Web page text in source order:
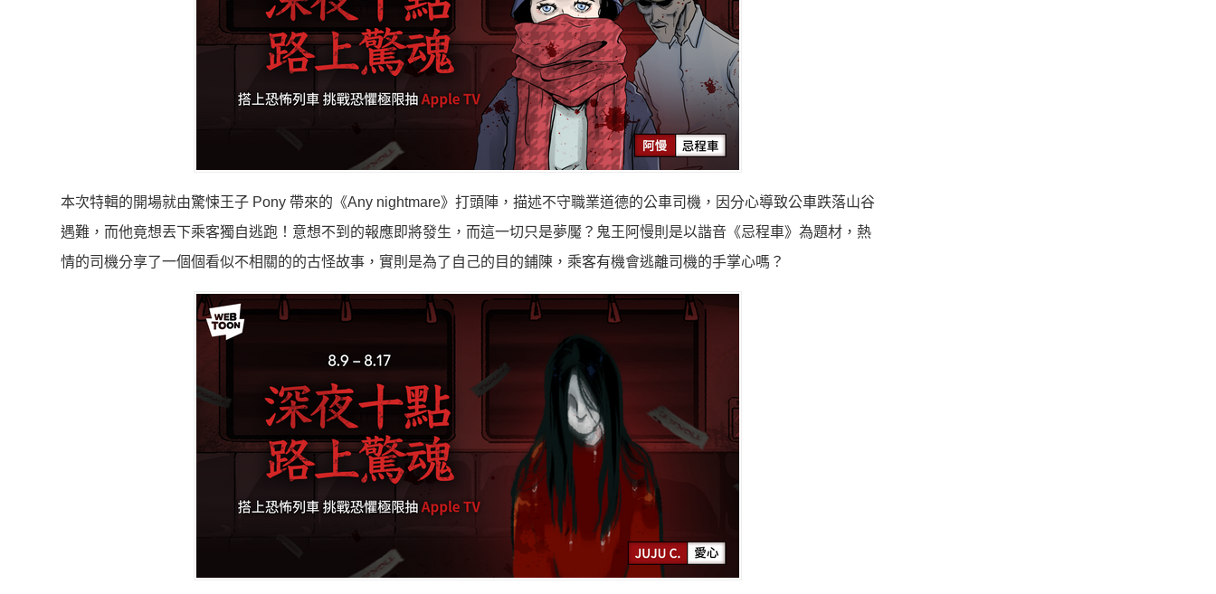
本次特輯的開場就由驚悚王子 Pony 帶來的《Any nightmare》打頭陣，描述不守職業道德的公車司機， 因分心導致公車跌落山谷
遇難，而他竟想丟下乘客獨自逃跑！ 意想不到的報應即將發生，而這一切只是夢魘？ 鬼王阿慢則是以諧音《忌程車》為題材， 熱
情的司機分享了一個個看似不相關的的古怪故事， 實則是為了自己的目的鋪陳，乘客有機會逃離司機的手掌心嗎？